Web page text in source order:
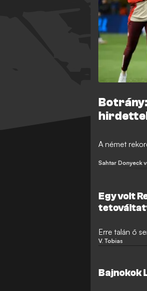
A német
Egy volt
Erre talán ő
V. Tobias
Bajnokok